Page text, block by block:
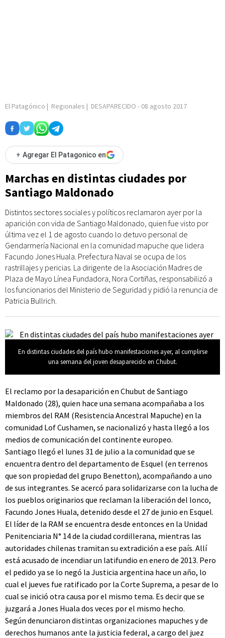
El Patagónico | Regionales | DESAPARECIDO - 08 agosto 2017
+ Agregar El Patagonico en
Marchas en distintas ciudades por
Santiago Maldonado
Distintos sectores sociales y políticos reclamaron ayer por la
aparición con vida de Santiago Maldonado, quien fue visto por
última vez el 1 de agosto cuando lo detuvo personal de
Gendarmería Nacional en la comunidad mapuche que lidera
Facundo Jones Huala. Prefectura Naval se ocupa de los
rastrillajes y pericias. La dirigente de la Asociación Madres de
Plaza de Mayo Línea Fundadora, Nora Cortiñas, responsabilizó a
los funcionarios del Ministerio de Seguridad y pidió la renuncia de
Patricia Bullrich.
En distintas ciudades del país hubo manifestaciones ayer, al cumplirse
una semana del joven desaparecido en Chubut.
El reclamo por la desaparición en Chubut de Santiago
Maldonado (28), quien hace una semana acompañaba a los
miembros del RAM (Resistencia Ancestral Mapuche) en la
comunidad Lof Cushamen, se nacionalizó y hasta llegó a los
medios de comunicación del continente europeo.
Santiago llegó el lunes 31 de julio a la comunidad que se
encuentra dentro del departamento de Esquel (en terrenos
que son propiedad del grupo Benetton), acompañando a uno
de sus integrantes. Se acercó para solidarizarse con la lucha de
los pueblos originarios que reclaman la liberación del lonco,
Facundo Jones Huala, detenido desde el 27 de junio en Esquel.
El líder de la RAM se encuentra desde entonces en la Unidad
Penitenciaria N° 14 de la ciudad cordillerana, mientras las
autoridades chilenas tramitan su extradición a ese país. Allí
está acusado de incendiar un latifundio en enero de 2013. Pero
el pedido ya se lo negó la Justicia argentina hace un año, lo
cual el jueves fue ratificado por la Corte Suprema, a pesar de lo
cual se inició otra causa por el mismo tema. Es decir que se
juzgará a Jones Huala dos veces por el mismo hecho.
Según denunciaron distintas organizaciones mapuches y de
derechos humanos ante la justicia federal, a cargo del juez